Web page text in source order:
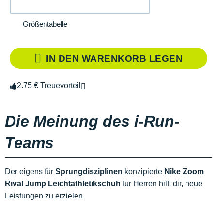
Größentabelle
IN DEN WARENKORB LEGEN
2.75 € Treuevorteil
Die Meinung des i-Run-
Teams
Der eigens für Sprungdisziplinen konzipierte Nike Zoom
Rival Jump Leichtathletikschuh für Herren hilft dir, neue
Leistungen zu erzielen.